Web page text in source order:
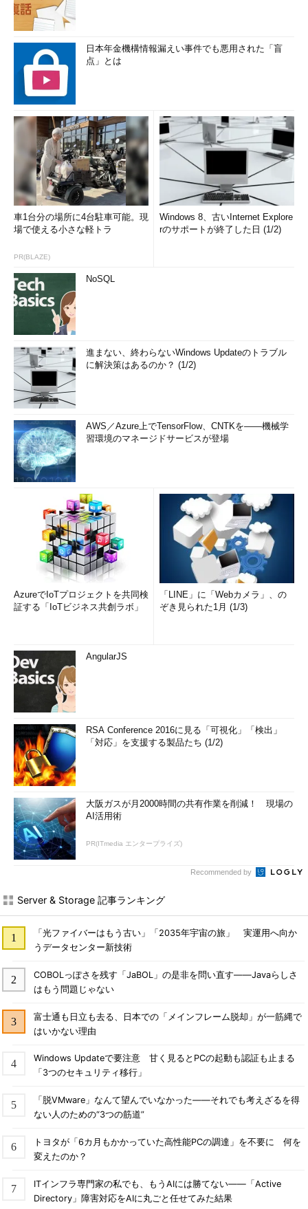
日本年金機構情報漏えい事件でも悪用された「盲
点」とは
車1台分の場所に4台駐車可能。現
場で使える小さな軽トラ
PR(BLAZE)
Windows 8、古いInternet Explore
rのサポートが終了した日 (1/2)
NoSQL
進まない、終わらないWindows Updateのトラブル
に解決策はあるのか？ (1/2)
AWS／Azure上でTensorFlow、CNTKを――機械学
習環境のマネージドサービスが登場
AzureでIoTプロジェクトを共同検
証する「IoTビジネス共創ラボ」
「LINE」に「Webカメラ」、の
ぞき見られた1月 (1/3)
AngularJS
RSA Conference 2016に見る「可視化」「検出」
「対応」を支援する製品たち (1/2)
大阪ガスが月2000時間の共有作業を削減！ 現場の
AI活用術
PR(ITmedia エンタープライズ)
Recommended by
Server & Storage 記事ランキング
「光ファイバーはもう古い」「2035年宇宙の旅」 実運用へ向か
うデータセンター新技術
COBOLっぽさを残す「JaBOL」の是非を問い直す――Javaらしさ
はもう問題じゃない
富士通も日立も去る、日本での「メインフレーム脱却」が一筋縄で
はいかない理由
Windows Updateで要注意 甘く見るとPCの起動も認証も止まる
「3つのセキュリティ移行」
「脱VMware」なんて望んでいなかった――それでも考えざるを得
ない人のための“3つの筋道”
トヨタが「6カ月もかかっていた高性能PCの調達」を不要に 何を
変えたのか？
ITインフラ専門家の私でも、もうAIには勝てない――「Active
Directory」障害対応をAIに丸ごと任せてみた結果